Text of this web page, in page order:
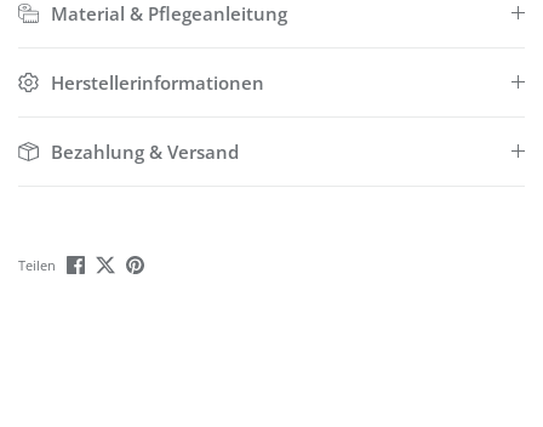
Material & Pflegeanleitung
Herstellerinformationen
Bezahlung & Versand
Teilen